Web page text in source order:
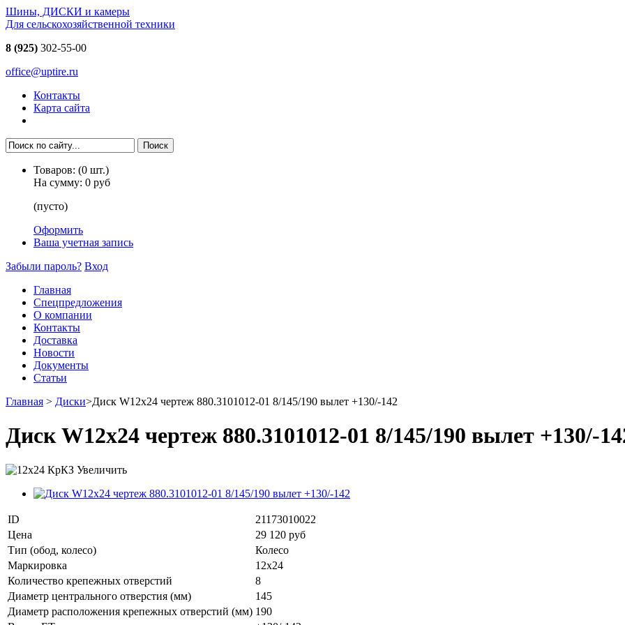
Шины, ДИСКИ и камеры
Для сельскохозяйственной техники
8 (925) 302-55-00
office@uptire.ru
Контакты
Карта сайта
Товаров: (0 шт.)
На сумму: 0 руб
(пусто)
Оформить
Ваша учетная запись
Забыли пароль? Вход
Главная
Спецпредложения
О компании
Контакты
Доставка
Новости
Документы
Статьи
Главная > Диски>Диск W12x24 чертеж 880.3101012-01 8/145/190 вылет +130/-142
Диск W12x24 чертеж 880.3101012-01 8/145/190 вылет +130/-
Увеличить
ID
21173010022
Цена
29 120 руб
Тип (обод, колесо)
Колесо
Маркировка
12x24
Количество крепежных отверстий
8
Диаметр центрального отверстия (мм)
145
Диаметр расположения крепежных отверстий (мм) 190